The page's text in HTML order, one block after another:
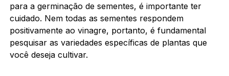
para a germinação de sementes, é importante ter
cuidado. Nem todas as sementes respondem
positivamente ao vinagre, portanto, é fundamental
pesquisar as variedades específicas de plantas que
você deseja cultivar.